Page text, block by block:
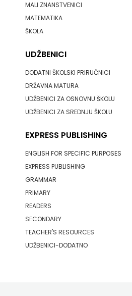
HERCEG
STJEPAN
KOSAČA
HENA
COM
Hrvatska
naklada
JELENA
ROZIĆ
KATARINA
MALI ZNANSTVENICI
MATEMATIKA
ŠKOLA
UDŽBENICI
DODATNI ŠKOLSKI PRIRUČNICI
DRŽAVNA MATURA
UDŽBENICI ZA OSNOVNU ŠKOLU
UDŽBENICI ZA SREDNJU ŠKOLU
EXPRESS PUBLISHING
ENGLISH FOR SPECIFIC PURPOSES
EXPRESS PUBLISHING
GRAMMAR
PRIMARY
READERS
SECONDARY
TEACHER'S RESOURCES
UDŽBENICI-DODATNO